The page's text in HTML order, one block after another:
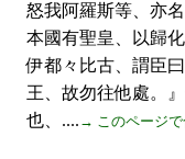
怒我阿羅斯等、亦
本國有聖皇、以歸
伊都々比古、謂臣
王、故勿往他處。
也、.... → このページで